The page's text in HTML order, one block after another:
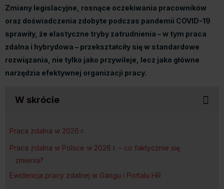
Zmiany legislacyjne, rosnące oczekiwania pracowników
oraz doświadczenia zdobyte podczas pandemii COVID-19
sprawiły, że elastyczne tryby zatrudnienia – w tym praca
zdalna i hybrydowa – przekształciły się w standardowe
rozwiązania, nie tylko jako przywileje, lecz jako główne
narzędzia efektywnej organizacji pracy.
W skrócie
Praca zdalna w 2026 r.
Praca zdalna w Polsce w 2026 r. – co faktycznie się
zmienia?
Ewidencja pracy zdalnej w Gangu i Portalu HR